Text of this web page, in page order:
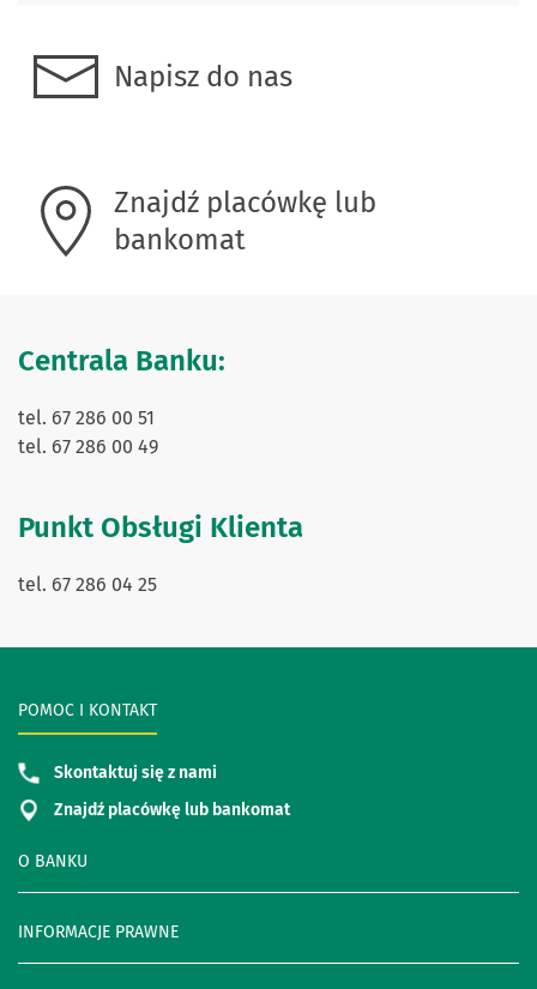
Napisz do nas
Znajdź placówkę lub
bankomat
Centrala Banku:
tel. 67 286 00 51
tel. 67 286 00 49
Punkt Obsługi Klienta
tel. 67 286 04 25
O BANKU
INFORMACJE PRAWNE
POMOC I KONTAKT
Skontaktuj się z nami
Znajdź placówkę lub bankomat